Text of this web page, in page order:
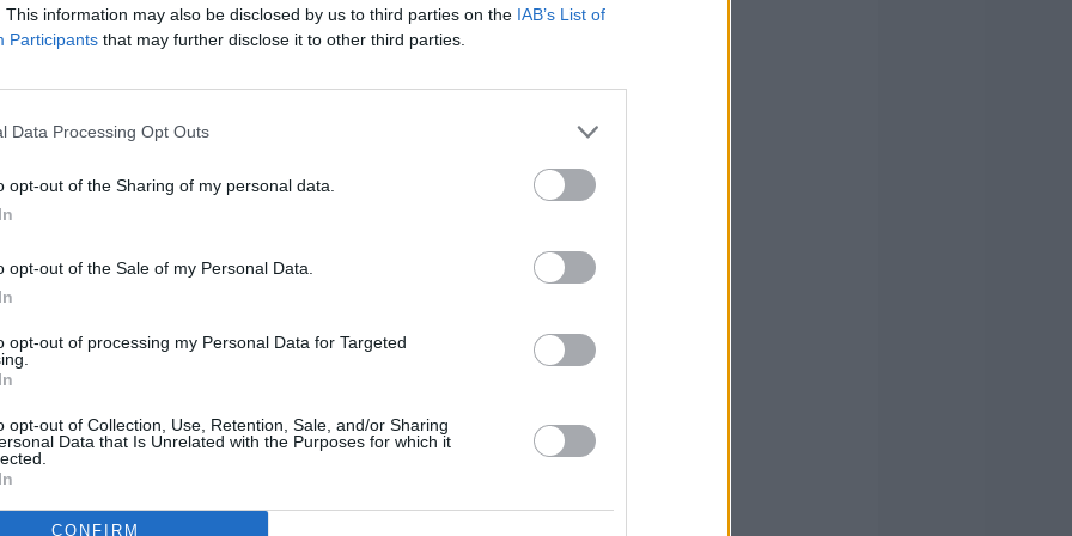
This information may also be disclosed by us to third parties on the IAB’s List of
Participants that may further disclose it to other third parties.
Data Processing Opt Outs
opt-out of the Sharing of my personal data.
opt-out of the Sale of my Personal Data.
opt-out of processing my Personal Data for Targeted
opt-out of Collection, Use, Retention, Sale, and/or Sharing
Data that Is Unrelated with the Purposes for which it
CONFIRM
agua que se debían al Ayuntamiento desde
Comercio de Andújar, Eduardo Criado, dijo que
que, en sus palabras, se convertirá, a
de la ciudad y comentó que será un
que generará riqueza.
una propuesta al comité ejecutivo de la
de Oro de la entidad al alcalde de Andújar,
de la Corredera de Capuchinos es una vieja
de los comerciantes de la zona. A principios de
de recogida de firmas para solicitar al
una de las principales arterias de la ciudad.